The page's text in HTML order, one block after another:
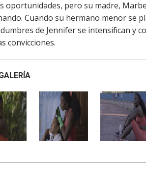
oportunidades, pero su madre,
Cuando su hermano menor se
de Jennifer se intensifican y
convicciones.